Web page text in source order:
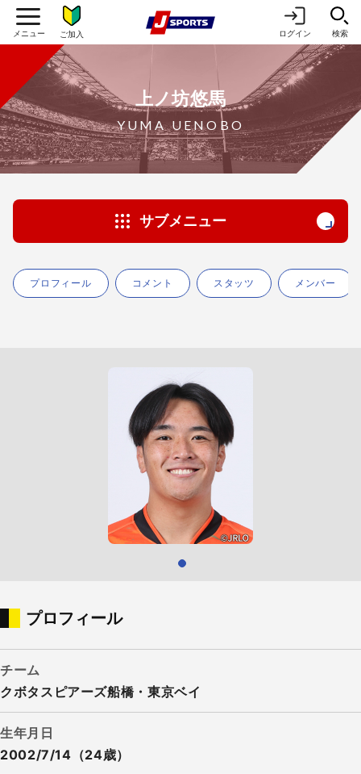
ご加入 ログイン 検索
上ノ坊悠馬
YUMA UENOBO
サブメニュー
プロフィール コメント スタッツ メンバー
プロフィール
チーム
クボタスピアーズ船橋・東京ベイ
生年月日
2002/7/14（24歳）